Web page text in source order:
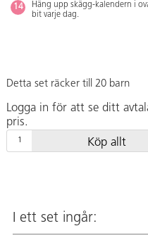
Häng upp skägg-kalendern i
bit varje dag.
Detta set räcker till 20 barn
Logga in för att se ditt
pris.
Köp allt
I ett set ingår: